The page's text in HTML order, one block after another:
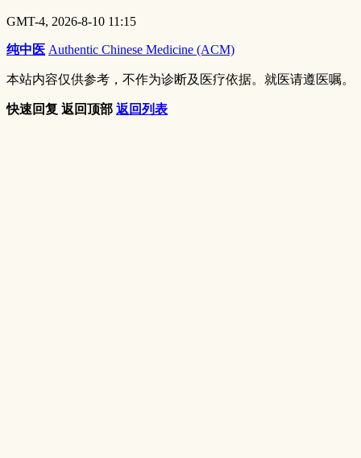
GMT-4, 2026-8-10 11:15
纯中医 Authentic Chinese Medicine (ACM)
本站内容仅供参考，不作为诊断及医疗依据。就医请遵医嘱。
快速回复 返回顶部 返回列表